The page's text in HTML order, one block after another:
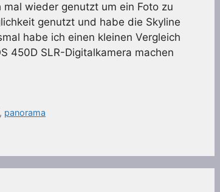
wieder genutzt um ein Foto zu
genutzt und habe die Skyline
habe ich einen kleinen Vergleich
450D SLR-Digitalkamera machen
, panorama